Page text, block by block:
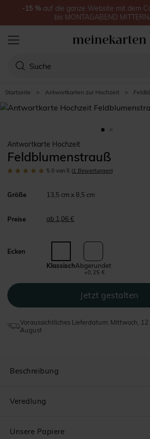
Startseite > Antwortkarten zur Hochzeit >
Antwortkarte Hochzeit
Feldblumenstrauß
5.0 von 5 (1 Bewertungen)
Größe 13,5 cm x 8,5 cm
Preise ab 1,06 €
Ecken
KlassischAbgerundet
+0,25 €
Voraussichtliches Lieferdatum: Mittwoch,
August
Beschreibung
Veredlung
Unsere Papiere
-15 % auf die ganze Website mit dem
bis MONTAGABEND